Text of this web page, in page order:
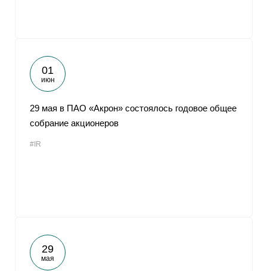
01
июн
29 мая в ПАО «Акрон» состоялось годовое общее
собрание акционеров
#IR
29
мая